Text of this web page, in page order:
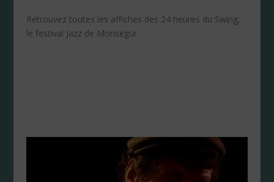
Retrouvez toutes les affiches des 24 heures du Swing,
le festival Jazz de Monségur.